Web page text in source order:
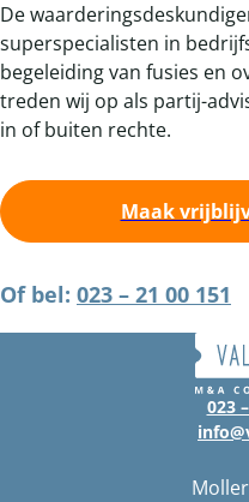
De
superspecialisten in
begeleiding van fusies en
treden wij op als partij-
in of buiten rechte.
Maak
Of bel: 023 – 21 00 151
023